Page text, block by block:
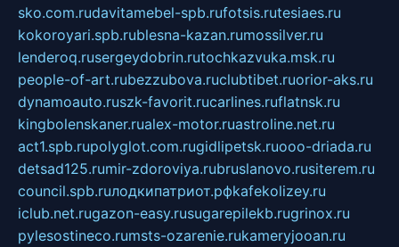
sko.com.rudavitamebel-spb.rufotsis.rutesiaes.ru
kokoroyari.spb.rublesna-kazan.rumossilver.ru
lenderoq.rusergeydobrin.rutochkazvuka.msk.ru
people-of-art.rubezzubova.ruclubtibet.ruorior-aks.ru
dynamoauto.ruszk-favorit.rucarlines.ruflatnsk.ru
kingbolenskaner.rualex-motor.ruastroline.net.ru
act1.spb.rupolyglot.com.rugidlipetsk.ruooo-driada.ru
detsad125.rumir-zdoroviya.rubruslanovo.rusiterem.ru
council.spb.ruлодкипатриот.рфkafekolizey.ru
iclub.net.rugazon-easy.rusugarepilekb.rugrinox.ru
pylesostineco.rumsts-ozarenie.rukameryjooan.ru